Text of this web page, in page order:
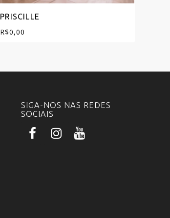
PRISCILLE
R$0,00
SIGA-NOS NAS REDES
SOCIAIS